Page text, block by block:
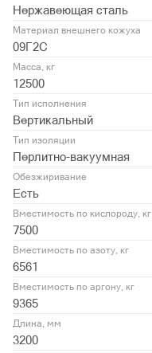
Нержавеющая сталь
Материал внешнего кожуха
09Г2С
Масса, кг
12500
Тип исполнения
Вертикальный
Тип изоляции
Перлитно-вакуумная
Обезжиривание
Есть
Вместимость по кислороду, кг
7500
Вместимость по азоту, кг
6561
Вместимость по аргону, кг
9365
Длина, мм
3200